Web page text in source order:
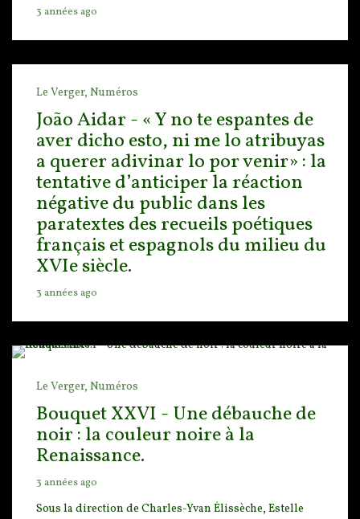
3 années ago
Le Verger, Numéros
João Aidar - « Y no te espantes de
aver dicho esto, ni me lo atribuyas
a querer adivinar lo por venir» : la
tentative d’anticiper la réaction
négative du public dans les
paratextes des recueils poétiques
français et espagnols du milieu du
XVIe siècle.
3 années ago
Le Verger, Numéros
Bouquet XXVI - Une débauche de
noir : la couleur noire à la
Renaissance.
3 années ago
Sous la direction de Charles-Yvan Élissèche, Estelle